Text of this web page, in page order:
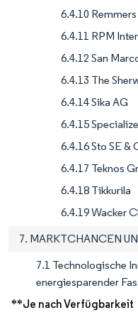
6.4.10
6.4.11 RPM
6.4.12 San
6.4.13 The
6.4.14 Sika AG
6.4.15
6.4.16 Sto SE &
6.4.17 Teknos
6.4.18 Tikkurila
6.4.19 Wacker
7. MARKTCHANCEN
7.1 Technologische
energiesparender
**Je nach Verfügbarkeit